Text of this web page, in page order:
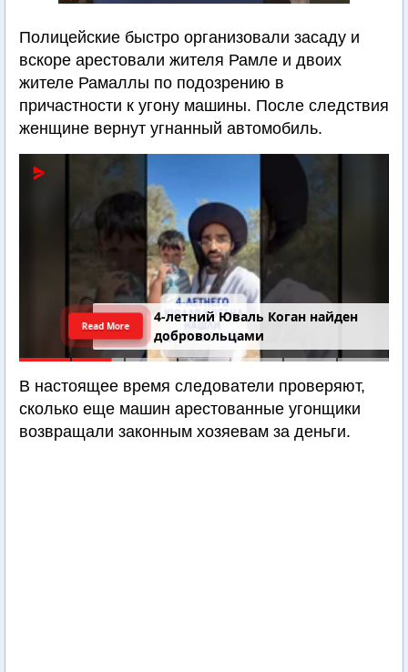
Полицейские быстро организовали засаду и
вскоре арестовали жителя Рамле и двоих
жителе Рамаллы по подозрению в
причастности к угону машины. После следствия
женщине вернут угнанный автомобиль.
4-летний Юваль Коган найден
добровольцами
Read More
В настоящее время следователи проверяют,
сколько еще машин арестованные угонщики
возвращали законным хозяевам за деньги.